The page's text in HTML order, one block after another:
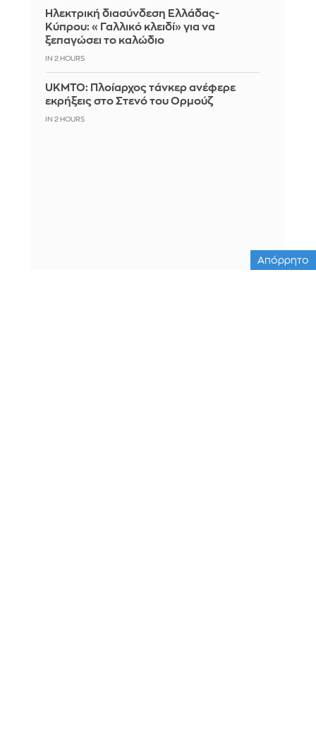
Ηλεκτρική διασύνδεση Ελλάδας-
Κύπρου: «Γαλλικό κλειδί» για να
ξεπαγώσει το καλώδιο
IN 2 HOURS
UKMTO: Πλοίαρχος τάνκερ ανέφερε
εκρήξεις στο Στενό του Ορμούζ
IN 2 HOURS
Απόρρητο